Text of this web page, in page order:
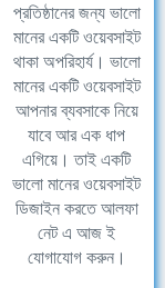
প্রতিষ্ঠানের জন্য ভালো
মানের একটি ওয়েবসাইট
থাকা অপরিহার্য। ভালো
মানের একটি ওয়েবসাইট
আপনার ব্যবসাকে নিয়ে
যাবে আর এক ধাপ
এগিয়ে। তাই একটি
ভালো মানের ওয়েবসাইট
ডিজাইন করতে আলফা
নেট এ আজ ই
যোগাযোগ করুন।